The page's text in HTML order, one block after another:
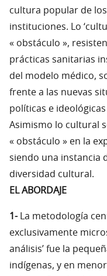
cultura popular de
instituciones. Lo
« obstáculo »,
prácticas sanitarias
del modelo médico,
frente a las nuevas
políticas e
Asimismo lo cultural
« obstáculo » en la
siendo una instancia
diversidad cultural.
EL ABORDAJE
1-La metodología
exclusivamente
análisis’ fue la
indígenas, y en